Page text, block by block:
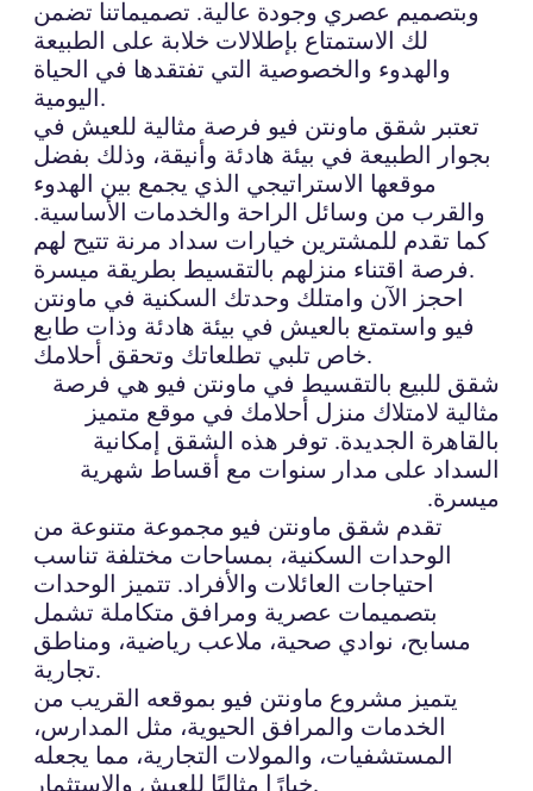
وبتصميم عصري وجودة عالية. تصميماتنا تضمن
لك الاستمتاع بإطلالات خلابة على الطبيعة
والهدوء والخصوصية التي تفتقدها في الحياة
اليومية.
تعتبر شقق ماونتن فيو فرصة مثالية للعيش في
بجوار الطبيعة في بيئة هادئة وأنيقة، وذلك بفضل
موقعها الاستراتيجي الذي يجمع بين الهدوء
والقرب من وسائل الراحة والخدمات الأساسية.
كما تقدم للمشترين خيارات سداد مرنة تتيح لهم
فرصة اقتناء منزلهم بالتقسيط بطريقة ميسرة.
احجز الآن وامتلك وحدتك السكنية في ماونتن
فيو واستمتع بالعيش في بيئة هادئة وذات طابع
خاص تلبي تطلعاتك وتحقق أحلامك.
شقق للبيع بالتقسيط في ماونتن فيو هي فرصة
مثالية لامتلاك منزل أحلامك في موقع متميز
بالقاهرة الجديدة. توفر هذه الشقق إمكانية
السداد على مدار سنوات مع أقساط شهرية
ميسرة.
تقدم شقق ماونتن فيو مجموعة متنوعة من
الوحدات السكنية، بمساحات مختلفة تناسب
احتياجات العائلات والأفراد. تتميز الوحدات
بتصميمات عصرية ومرافق متكاملة تشمل
مسابح، نوادي صحية، ملاعب رياضية، ومناطق
تجارية.
يتميز مشروع ماونتن فيو بموقعه القريب من
الخدمات والمرافق الحيوية، مثل المدارس،
المستشفيات، والمولات التجارية، مما يجعله
خيارًا مثاليًا للعيش والاستثمار.